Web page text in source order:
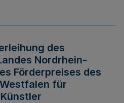
des
Nordrhein-
Förderpreises des
für